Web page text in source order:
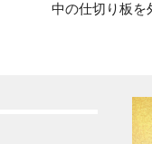
中の仕切り板を